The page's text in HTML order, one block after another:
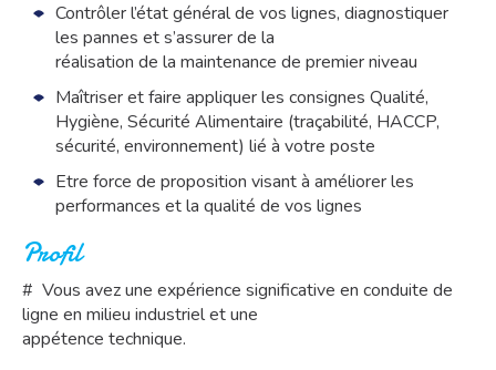
Contrôler l’état général de vos lignes, diagnostiquer
les pannes et s’assurer de la
réalisation de la maintenance de premier niveau
Maîtriser et faire appliquer les consignes Qualité,
Hygiène, Sécurité Alimentaire (traçabilité, HACCP,
sécurité, environnement) lié à votre poste
Etre force de proposition visant à améliorer les
performances et la qualité de vos lignes
Profil
# Vous avez une expérience significative en conduite de
ligne en milieu industriel et une
appétence technique.